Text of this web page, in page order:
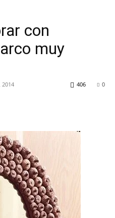
con
muy
2014 0
406